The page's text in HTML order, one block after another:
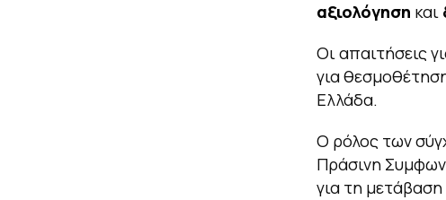
αξιολόγηση και
Οι απαιτήσεις
για
Ελλάδα.
Ο ρόλος των
Πράσινη
για τη μετάβαση